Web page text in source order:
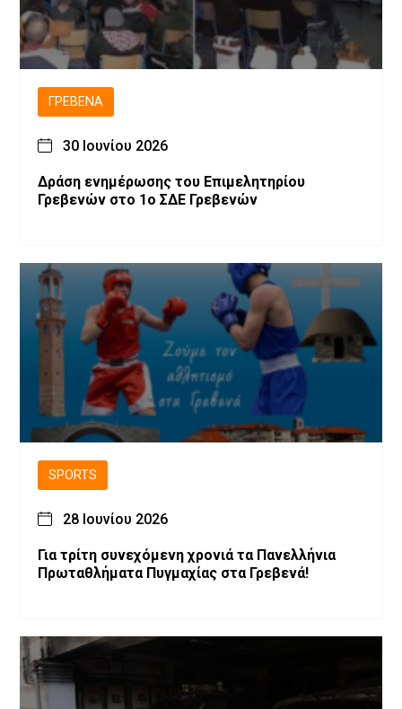
ΓΡΕΒΕΝΆ
30 Ιουνίου 2026
Δράση ενημέρωσης του Επιμελητηρίου
Γρεβενών στο 1ο ΣΔΕ Γρεβενών
SPORTS
28 Ιουνίου 2026
Για τρίτη συνεχόμενη χρονιά τα Πανελλήνια
Πρωταθλήματα Πυγμαχίας στα Γρεβενά!